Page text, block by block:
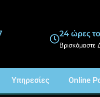
24 ώρες
Βρισκόμαστε
Υπηρεσίες Online